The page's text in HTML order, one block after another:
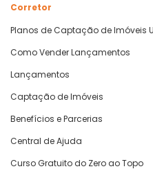
Corretor
Planos de Captação de Imóveis
Como Vender Lançamentos
Lançamentos
Captação de Imóveis
Benefícios e Parcerias
Central de Ajuda
Curso Gratuito do Zero ao Topo